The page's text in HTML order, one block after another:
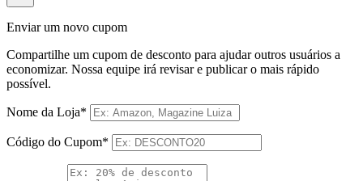
Enviar um novo cupom
Compartilhe um cupom de desconto para ajudar outros usuários a
economizar. Nossa equipe irá revisar e publicar o mais rápido
possível.
Nome da Loja*
Código do Cupom*